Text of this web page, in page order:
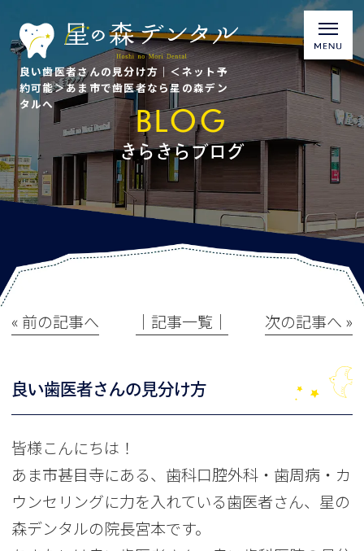
良い歯医者さんの見分け方｜＜ネット予
約可能＞あま市で歯医者なら星の森デン
タルへ
BLOG
きらきらブログ
« 前の記事へ │記事一覧│ 次の記事へ »
良い歯医者さんの見分け方
皆様こんにちは！
あま市甚目寺にある、歯科口腔外科・歯周病・カ
ウンセリングに力を入れている歯医者さん、星の
森デンタルの院長宮本です。